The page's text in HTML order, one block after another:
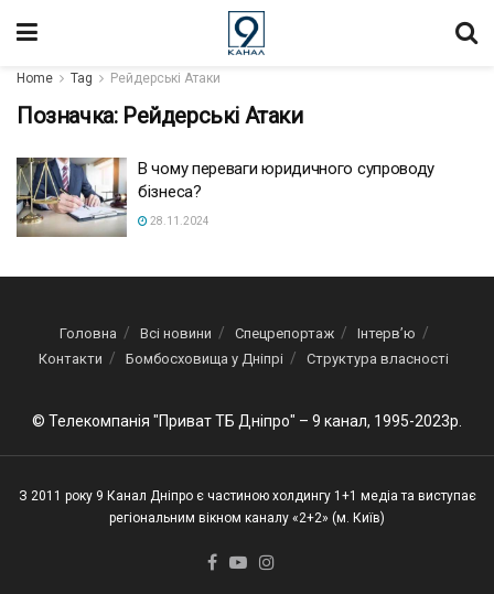
Home Tag Рейдерські Атаки
Позначка: Рейдерські Атаки
В чому переваги юридичного супроводу
бізнеса?
28.11.2024
Головна Всі новини Спецрепортаж
Інтерв’ю
Контакти
Бомбосховища у Дніпрі Структура власності
© Телекомпанія "Приват ТБ Дніпро" – 9 канал, 1995-2023р.
З 2011 року 9 Канал Дніпро є частиною холдингу 1+1 медіа та виступає
регіональним вікном каналу «2+2» (м. Київ)